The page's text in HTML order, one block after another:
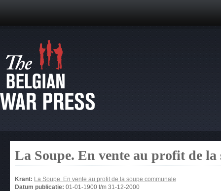
La Soupe. En vente au profit de la
Krant: La Soupe. En vente au profit de la soupe communale
Datum publicatie: 01-01-1900 t/m 31-12-2000